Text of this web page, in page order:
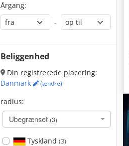
Årgang:
-
Beliggenhed
Din registrerede placering:
Danmark
(ændre)
radius:
Ubegrænset (3)
Tyskland (3)